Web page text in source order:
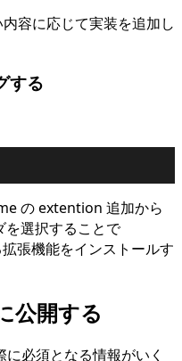
容に応じて実装を追加し
する
の extention 追加から
選択することで
張機能をインストールす
公開する
必須となる情報がいく